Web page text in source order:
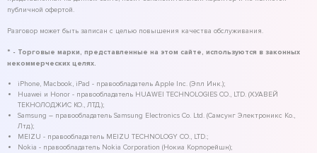
публичной офертой.
Разговор может быть записан с целью повышения качества обслуживания.
* - Торговые марки, представленные на этом сайте, используются в законных
некоммерческих целях.
iPhone, Macbook, iPad - правообладатель Apple Inc. (Эпл Инк.);
Huawei и Honor - правообладатель HUAWEI TECHNOLOGIES CO., LTD. (ХУАВЕЙ
ТЕКНОЛОДЖИС КО., ЛТД.);
Samsung – правообладатель Samsung Electronics Co. Ltd. (Самсунг Электроникс Ко.,
Лтд.);
MEIZU - правообладатель MEIZU TECHNOLOGY CO., LTD.;
Nokia - правообладатель Nokia Corporation (Нокиа Корпорейшн);